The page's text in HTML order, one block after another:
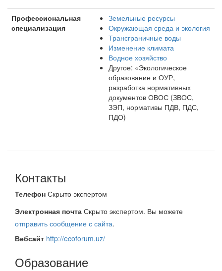
Профессиональная
специализация
Земельные ресурсы
Окружающая среда и экология
Трансграничные воды
Изменение климата
Водное хозяйство
Другое: «Экологическое
образование и ОУР,
разработка нормативных
документов ОВОС (ЗВОС,
ЗЭП, нормативы ПДВ, ПДС,
ПДО)
Контакты
Телефон Скрыто экспертом
Электронная почта Скрыто экспертом. Вы можете
отправить сообщение с сайта.
Вебсайт http://ecoforum.uz/
Образование